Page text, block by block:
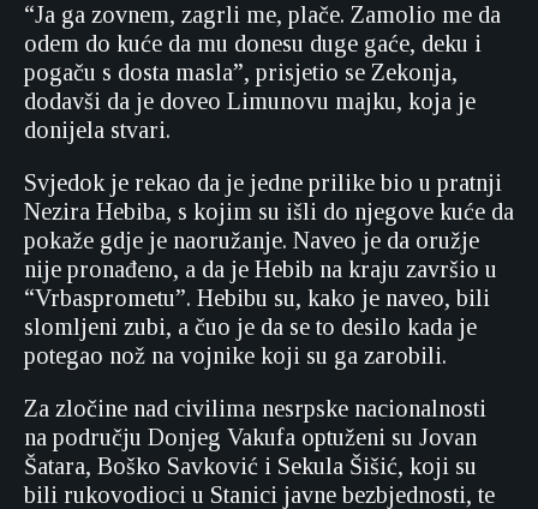
“Ja ga zovnem, zagrli me, plače. Zamolio me da
odem do kuće da mu donesu duge gaće, deku i
pogaču s dosta masla”, prisjetio se Zekonja,
dodavši da je doveo Limunovu majku, koja je
donijela stvari.
Svjedok je rekao da je jedne prilike bio u pratnji
Nezira Hebiba, s kojim su išli do njegove kuće da
pokaže gdje je naoružanje. Naveo je da oružje
nije pronađeno, a da je Hebib na kraju završio u
“Vrbasprometu”. Hebibu su, kako je naveo, bili
slomljeni zubi, a čuo je da se to desilo kada je
potegao nož na vojnike koji su ga zarobili.
Za zločine nad civilima nesrpske nacionalnosti
na području Donjeg Vakufa optuženi su Jovan
Šatara, Boško Savković i Sekula Šišić, koji su
bili rukovodioci u Stanici javne bezbjednosti, te